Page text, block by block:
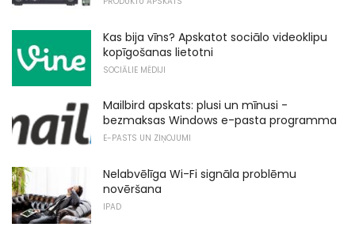
Kas bija vīns? Apskatot sociālo videoklipu
kopīgošanas lietotni
SOCIĀLIE MĒDIJI
Mailbird apskats: plusi un mīnusi -
bezmaksas Windows e-pasta programma
E-PASTS UN ZIŅOJUMI
Nelabvēlīga Wi-Fi signāla problēmu
novēršana
IPAD